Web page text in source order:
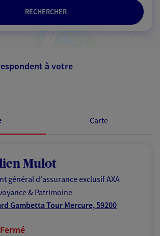
RECHERCHER
à votre
Carte
Mulot
général d'assurance exclusif AXA
& Patrimoine
Gambetta Tour Mercure, 59200
Fermé